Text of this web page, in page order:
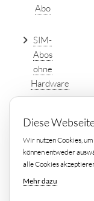
Diese
Wir nutzen Cookies,
können entweder
alle Cookies
Mehr dazu
Abo
SIM-
Abos
ohne
Hardware
Tarife
einfach
online